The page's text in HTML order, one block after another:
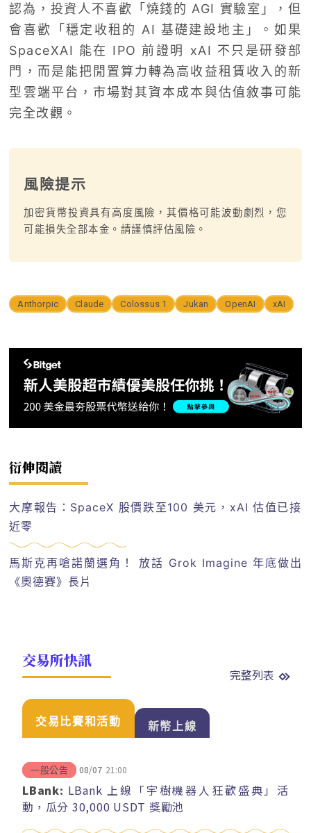
認為，投資人不喜歡「燒錢的 AGI 實驗室」，但
會喜歡「穩定收租的 AI 基礎建設地主」。如果
SpaceXAI 能在 IPO 前證明 xAI 不只是研發部
門，而是能把閒置算力轉為高收益租賃收入的新
型雲端平台，市場對其資本成本與估值敘事可能
完全改觀。
風險提示
加密貨幣投資具有高度風險，其價格可能波動劇烈，您
可能損失全部本金。請謹慎評估風險。
Anthorpic Claude Colossus 1 Jukan OpenAI xAI
衍伸閱讀
大摩報告：SpaceX 股價跌至100 美元，xAI 估值已接
近零
馬斯克再嗆諾蘭選角！ 放話 Grok Imagine 年底做出
《奧德賽》長片
交易所快訊
完整列表
交易比賽和活動 新幣上線
一般公告 08/07 21:00
LBank: LBank 上線「宇樹機器人狂歡盛典」活
動，瓜分 30,000 USDT 獎勵池